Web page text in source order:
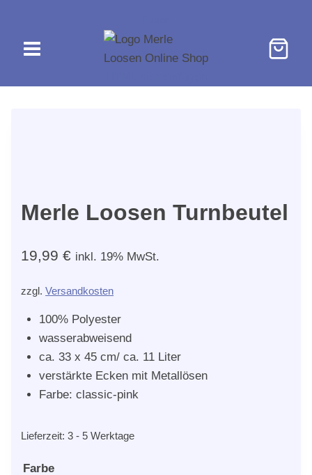
springen
Merle Loosen Turnbeutel
19,99€ inkl. 19% MwSt.
zzgl.Versandkosten
100% Polyester
wasserabweisend
ca. 33 x 45 cm/ ca. 11 Liter
verstärkte Ecken mit Metallösen
Farbe: classic-pink
Lieferzeit:3 - 5 Werktage
Farbe